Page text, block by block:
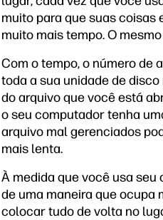
muito para que suas coisas
muito mais tempo. O
Com o tempo, o número de
toda a sua unidade de
do arquivo que você está
o seu computador tenha
arquivo mal gerenciados
mais lenta.
À medida que você usa seu
de uma maneira que ocupa
colocar tudo de volta no